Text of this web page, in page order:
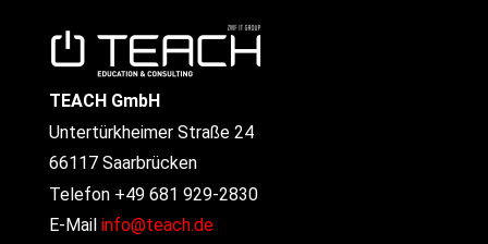
TEACH GmbH
Untertürkheimer Straße 24
66117 Saarbrücken
Telefon +49 681 929-2830
E-Mail info@teach.de